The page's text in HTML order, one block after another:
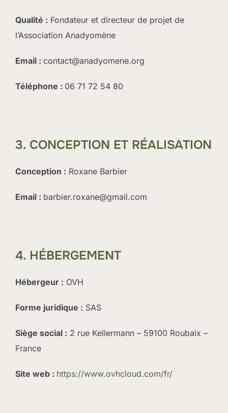
Qualité : Fondateur et directeur de projet de
l’Association Anadyomène
Email : contact@anadyomene.org
Téléphone : 06 71 72 54 80
3. CONCEPTION ET RÉALISATION
Conception : Roxane Barbier
Email : barbier.roxane@gmail.com
4. HÉBERGEMENT
Hébergeur : OVH
Forme juridique : SAS
Siège social : 2 rue Kellermann – 59100 Roubaix –
France
Site web : https://www.ovhcloud.com/fr/